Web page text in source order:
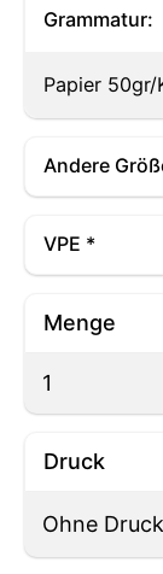
Grammatur:
Papier 50gr/
Andere
VPE *
Menge
Druck